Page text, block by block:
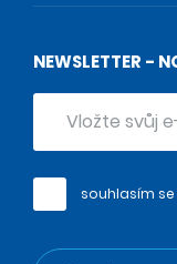
NEWSLETTER -
souhlasím se